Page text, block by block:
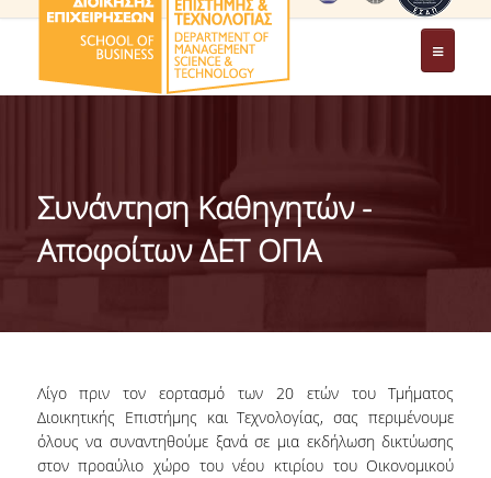
ΤΟ ΤΜΗΜΑ
ΤΑΥΤΟΤΗΤΑ ΤΟΥ ΤΜΗΜΑΤΟΣ
ΑΠΟΣΤΟΛΗ ΤΟΥ ΤΜΗΜΑΤΟΣ
TESTIMONIALS ΔΙΑΚΡΙΣΕΩΝ
ΕΠΑΓΓΕΛΜΑΤΙΚΕΣ ΠΡΟΟΠΤΙΚΕΣ
Συνάντηση Καθηγητών -
Αποφοίτων ΔΕΤ ΟΠΑ
Λίγο πριν τον εορτασμό των 20 ετών του Τμήματος
Διοικητικής Επιστήμης και Τεχνολογίας, σας περιμένουμε
όλους να συναντηθούμε ξανά σε μια εκδήλωση δικτύωσης
στον προαύλιο χώρο του νέου κτιρίου του Οικονομικού